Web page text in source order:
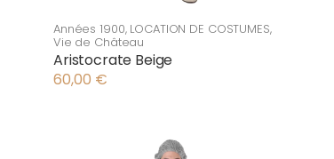
Années 1900, LOCATION DE COSTUMES,
Vie de Château
Aristocrate Beige
60,00 €